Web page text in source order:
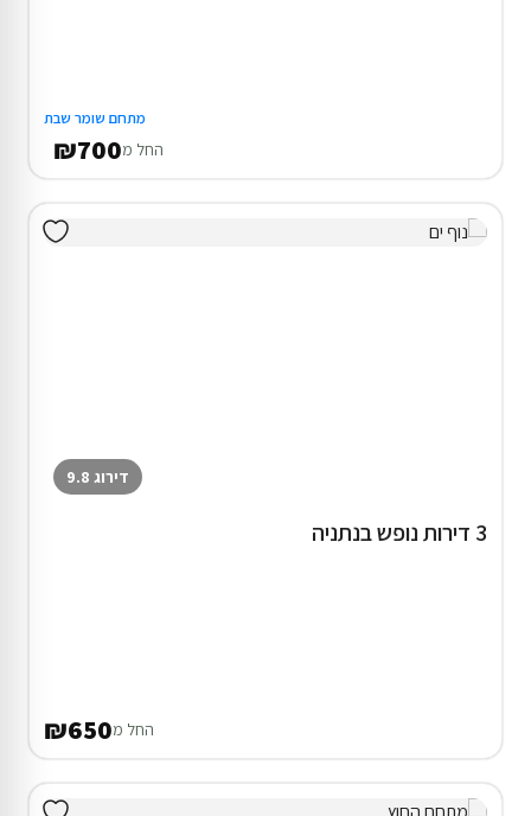
מתחם שומר שבת
החל מ₪700
דירוג 9.8
3 דירות נופש בנתניה
החל מ₪650